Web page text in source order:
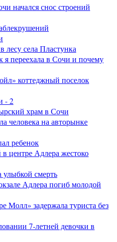
начался снос строений
лесу села Пластунка
я переехала в Сочи и почему
коттеджный поселок
- 2
храм в Сочи
человека на авторынке
ребенок
центре Адлера жестоко
смерть
Адлера погиб молодой
задержала туриста без
7-летней девочки в